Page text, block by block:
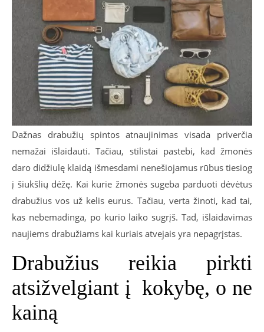
Dažnas drabužių spintos atnaujinimas visada priverčia
nemažai išlaidauti. Tačiau, stilistai pastebi, kad žmonės
daro didžiulę klaidą išmesdami nenešiojamus rūbus tiesiog
į šiukšlių dėžę. Kai kurie žmonės sugeba parduoti dėvėtus
drabužius vos už kelis eurus. Tačiau, verta žinoti, kad tai,
kas nebemadinga, po kurio laiko sugrįš. Tad, išlaidavimas
naujiems drabužiams kai kuriais atvejais yra nepagrįstas.
Drabužius reikia pirkti
atsižvelgiant į kokybę, o ne
kainą